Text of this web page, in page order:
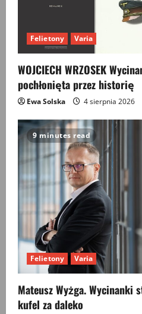
Felietony Varia
WOJCIECH WRZOSEK
pochłonięta przez historię
Ewa Solska 4 sierpnia 2026
9 minutes read
Felietony Varia
Mateusz Wyżga. Wycinanki
kufel za daleko